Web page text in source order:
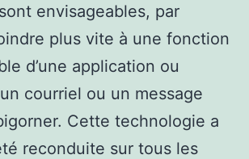
envisageables, par
plus vite à une fonction
d’une application ou
courriel ou un message
Cette technologie a
reconduite sur tous les